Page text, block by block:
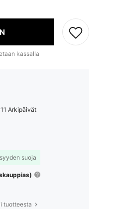
kassalla
Arkipäivät
suoja
tuotteesta